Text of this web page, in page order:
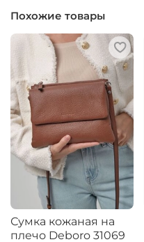
Похожие товары
Сумка кожаная на
плечо Deboro 31069